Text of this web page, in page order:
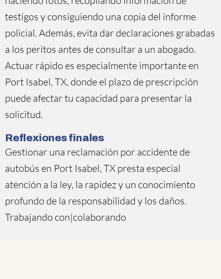
testigos y consiguiendo una copia del informe
policial. Además, evita dar declaraciones grabadas
a los peritos antes de consultar a un abogado.
Actuar rápido es especialmente importante en
Port Isabel, TX, donde el plazo de prescripción
puede afectar tu capacidad para presentar la
solicitud.
Reflexiones finales
Gestionar una reclamación por accidente de
autobús en Port Isabel, TX presta especial
atención a la ley, la rapidez y un conocimiento
profundo de la responsabilidad y los daños.
Trabajando con|colaborando